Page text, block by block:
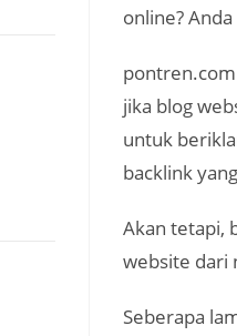
online?
pontren.com
jika blog
untuk
backlink
Akan tetapi,
website dari
Seberapa